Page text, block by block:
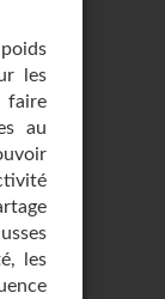
les
faire
au
les